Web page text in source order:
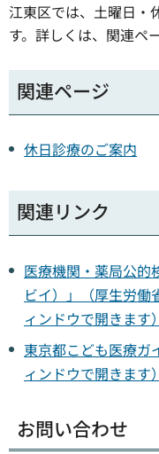
江東区では、土曜日・
す。詳しくは、関連ペ
関連ページ
休日診療のご案内
関連リンク
医療機関・薬局公的
ビイ）」（厚生労働
ィンドウで開きます）
東京都こども医療ガ
ィンドウで開きます）
お問い合わせ